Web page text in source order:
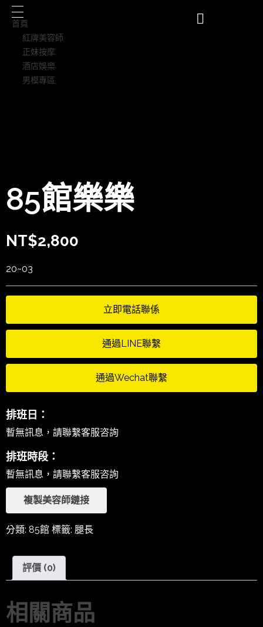
首頁
紅牌美容師
正妹按摩
酒店娛樂
男模專區
85館樂樂
NT$2,800
20~03
立即電話聯係
通過LINE聯繫
通過Wechat聯繫
排班日：
暫無訊息，請聯繫客服咨詢
排班時段：
暫無訊息，請聯繫客服咨詢
複製美容師鏈接
分類: 85館 標籤: 腿長
評價 (0)
相關商品